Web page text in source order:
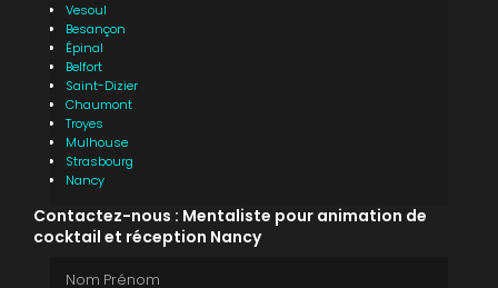
Vesoul
Besançon
Épinal
Belfort
Saint-Dizier
Chaumont
Troyes
Mulhouse
Strasbourg
Nancy
Contactez-nous : Mentaliste pour animation de
cocktail et réception Nancy